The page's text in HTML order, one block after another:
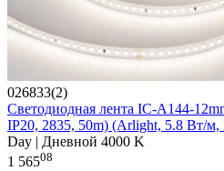
026833(2)
Светодиодная лента IC-A144-
IP20, 2835, 50m) (Arlight, 5.8 Вт/м,
Day | Дневной 4000 K
1 56508